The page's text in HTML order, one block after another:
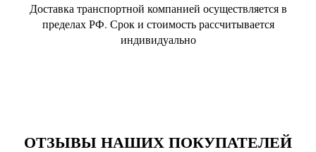
Доставка транспортной компанией осуществляется в
пределах РФ. Срок и стоимость рассчитывается
индивидуально
ОТЗЫВЫ НАШИХ ПОКУПАТЕЛЕЙ